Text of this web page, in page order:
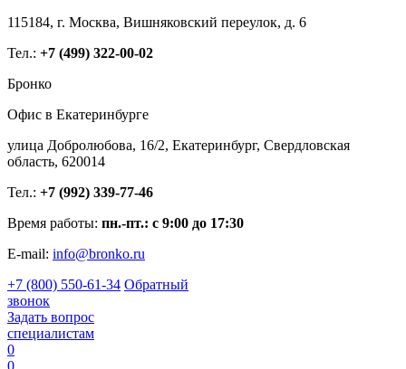
115184, г. Москва, Вишняковский переулок, д. 6
Тел.: +7 (499) 322-00-02
Бронко
Офис в Екатеринбурге
улица Добролюбова, 16/2, Екатеринбург, Свердловская
область, 620014
Тел.: +7 (992) 339-77-46
Время работы: пн.-пт.: с 9:00 до 17:30
E-mail: info@bronko.ru
+7 (800) 550-61-34 Обратный
звонок
Задать вопрос
специалистам
0
0